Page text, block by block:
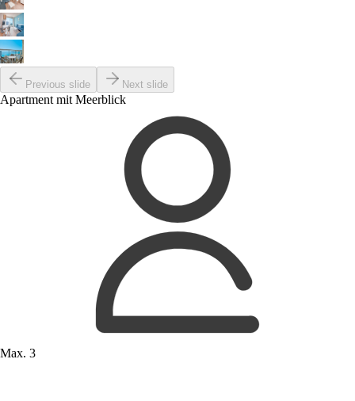
Previous slide Next slide
Apartment mit Meerblick
Max. 3